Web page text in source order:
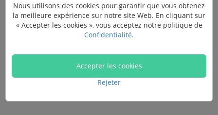
commencer l’enregistrement, cliquez sur le bouton de
téléchargement ci-dessous et installez ce puissant
enregistreur d’écran sur votre ordinateur.
Nous utilisons des cookies pour garantir que vous obtenez
la meilleure expérience sur notre site Web. En cliquant sur
« Accepter les cookies », vous acceptez notre politique de
Confidentialité.
Accepter les cookies
Rejeter